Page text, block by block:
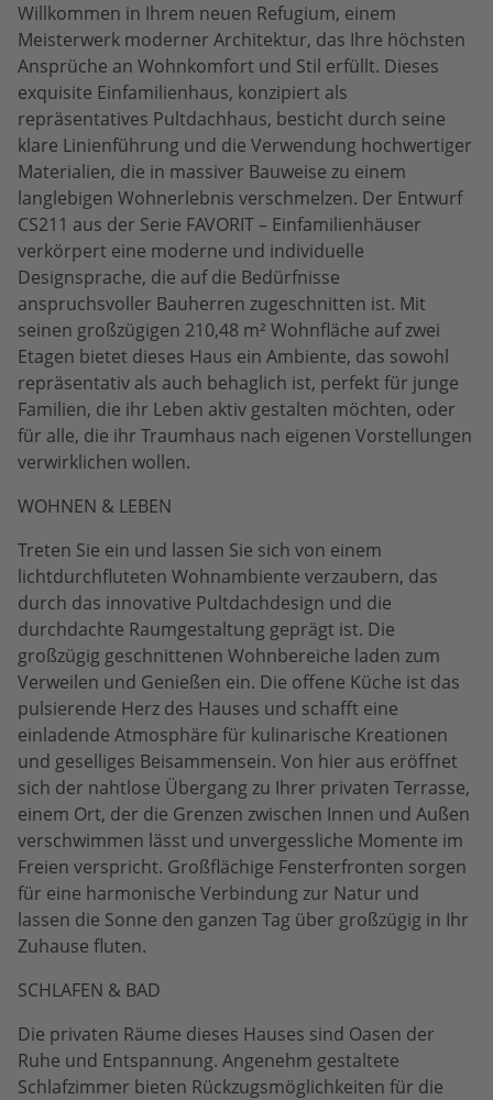
Willkommen in Ihrem neuen Refugium, einem
Meisterwerk moderner Architektur, das Ihre höchsten
Ansprüche an Wohnkomfort und Stil erfüllt. Dieses
exquisite Einfamilienhaus, konzipiert als
repräsentatives Pultdachhaus, besticht durch seine
klare Linienführung und die Verwendung hochwertiger
Materialien, die in massiver Bauweise zu einem
langlebigen Wohnerlebnis verschmelzen. Der Entwurf
CS211 aus der Serie FAVORIT – Einfamilienhäuser
verkörpert eine moderne und individuelle
Designsprache, die auf die Bedürfnisse
anspruchsvoller Bauherren zugeschnitten ist. Mit
seinen großzügigen 210,48 m² Wohnfläche auf zwei
Etagen bietet dieses Haus ein Ambiente, das sowohl
repräsentativ als auch behaglich ist, perfekt für junge
Familien, die ihr Leben aktiv gestalten möchten, oder
für alle, die ihr Traumhaus nach eigenen Vorstellungen
verwirklichen wollen.
WOHNEN & LEBEN
Treten Sie ein und lassen Sie sich von einem
lichtdurchfluteten Wohnambiente verzaubern, das
durch das innovative Pultdachdesign und die
durchdachte Raumgestaltung geprägt ist. Die
großzügig geschnittenen Wohnbereiche laden zum
Verweilen und Genießen ein. Die offene Küche ist das
pulsierende Herz des Hauses und schafft eine
einladende Atmosphäre für kulinarische Kreationen
und geselliges Beisammensein. Von hier aus eröffnet
sich der nahtlose Übergang zu Ihrer privaten Terrasse,
einem Ort, der die Grenzen zwischen Innen und Außen
verschwimmen lässt und unvergessliche Momente im
Freien verspricht. Großflächige Fensterfronten sorgen
für eine harmonische Verbindung zur Natur und
lassen die Sonne den ganzen Tag über großzügig in Ihr
Zuhause fluten.
SCHLAFEN & BAD
Die privaten Räume dieses Hauses sind Oasen der
Ruhe und Entspannung. Angenehm gestaltete
Schlafzimmer bieten Rückzugsmöglichkeiten für die